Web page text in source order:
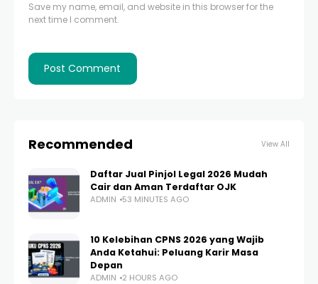
Save my name, email, and website in this browser for the
next time I comment.
Recommended View All
Daftar Jual Pinjol Legal 2026 Mudah
Cair dan Aman Terdaftar OJK
ADMIN 53 MINUTES AGO
10 Kelebihan CPNS 2026 yang Wajib
Anda Ketahui: Peluang Karir Masa
Depan
ADMIN 2 HOURS AGO